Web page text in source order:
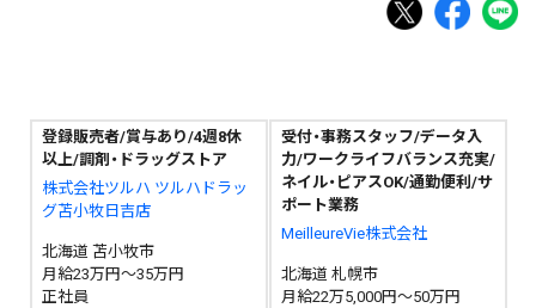
登録販売者/賞与あり/4週8休
以上/調剤・ドラッグストア
株式会社ツルハ ツルハドラッ
グ苫小牧日吉店
北海道 苫小牧市
月給23万円～35万円
正社員
受付・事務スタッフ/データ入
力/ワークライフバランス充実/
ネイル・ピアスOK/通勤便利/サ
ポート業務
MeilleureVie株式会社
北海道 札幌市
月給22万5,000円～50万円